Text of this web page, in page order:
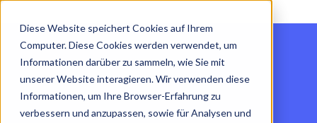
Diese Website speichert Cookies auf Ihrem
Computer. Diese Cookies werden verwendet, um
Informationen darüber zu sammeln, wie Sie mit
unserer Website interagieren. Wir verwenden diese
Informationen, um Ihre Browser-Erfahrung zu
verbessern und anzupassen, sowie für Analysen und